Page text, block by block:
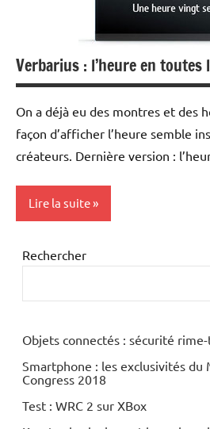
Verbarius : l’heure en toutes
On a déjà eu des montres et des
façon d’afficher l’heure semble
créateurs. Dernière version :
Lire la suite
Inclassables
Rechercher
Objets connectés : sécurité
Smartphone : les exclusivités du
Congress 2018
Test : WRC 2 sur XBox